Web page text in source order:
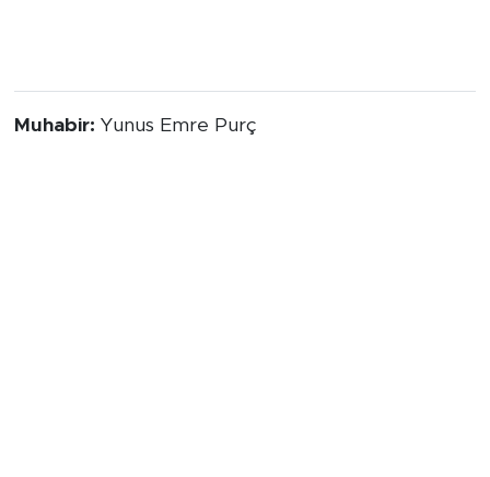
Muhabir: Yunus Emre Purç